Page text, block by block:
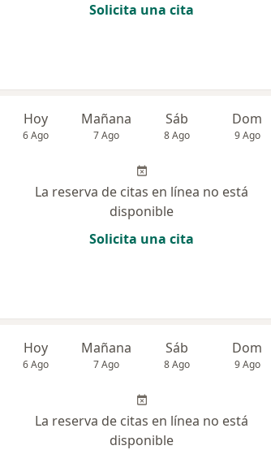
Solicita una cita
Hoy
6 Ago
Mañana
7 Ago
Sáb
8 Ago
Dom
9 Ago
La reserva de citas en línea no está
disponible
Solicita una cita
Hoy
6 Ago
Mañana
7 Ago
Sáb
8 Ago
Dom
9 Ago
La reserva de citas en línea no está
disponible